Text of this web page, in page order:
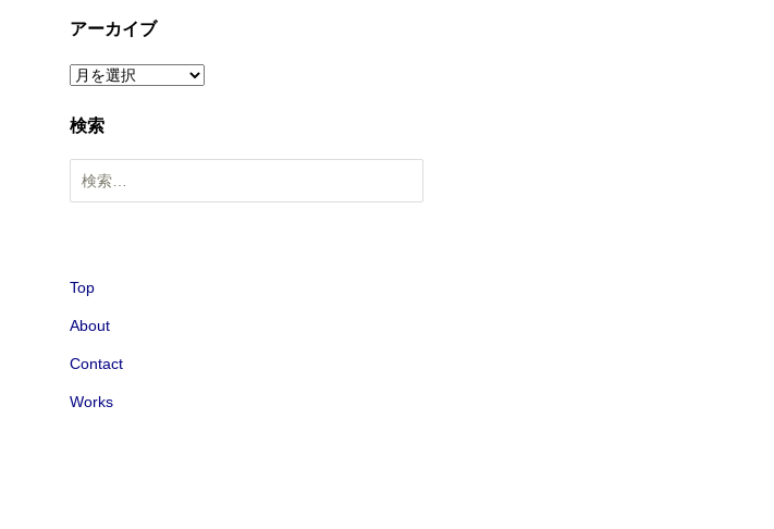
アーカイブ
ア
カ
イ
ブ
検索
索
Top
About
Contact
Works